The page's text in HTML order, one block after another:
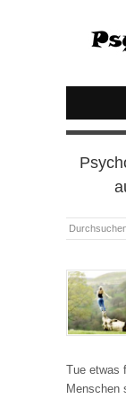
Tue etwas
Menschen